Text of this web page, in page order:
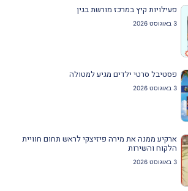
פעילויות קיץ במרכז מורשת בגין
3 באוגוסט 2026
פסטיבל סרטי ילדים מגיע למטולה
3 באוגוסט 2026
ארקיע ממנה את מירה פיזיצקי לראש תחום חוויית
הלקוח והשירות
3 באוגוסט 2026